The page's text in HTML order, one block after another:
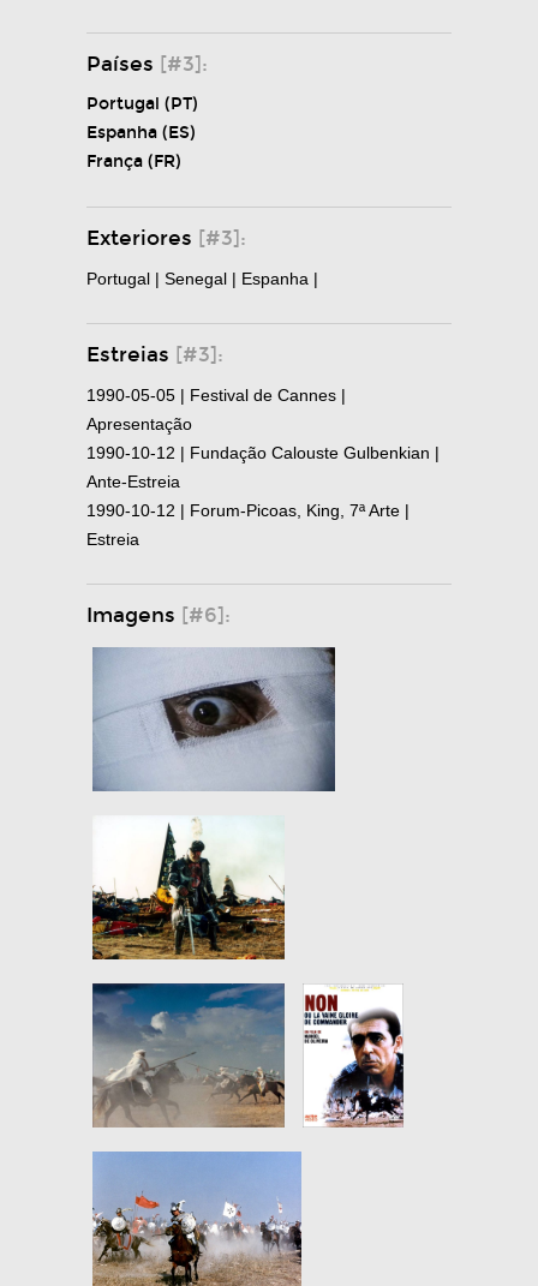
Países [#3]:
Portugal (PT)
Espanha (ES)
França (FR)
Exteriores [#3]:
Portugal | Senegal | Espanha |
Estreias [#3]:
1990-05-05 | Festival de Cannes |
Apresentação
1990-10-12 | Fundação Calouste Gulbenkian |
Ante-Estreia
1990-10-12 | Forum-Picoas, King, 7ª Arte |
Estreia
Imagens [#6]: